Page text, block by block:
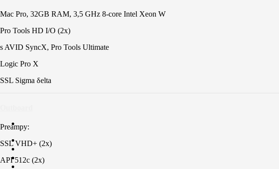
Mac Pro, 32GB RAM, 3,5 GHz 8-core Intel Xeon W
Pro Tools HD I/O (2x)
s AVID SyncX, Pro Tools Ultimate
Logic Pro X
SSL Sigma δelta
Preampy:
SSL VHD+ (2x)
API 512c (2x)